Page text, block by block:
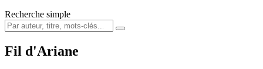
Recherche simple
Fil d'Ariane